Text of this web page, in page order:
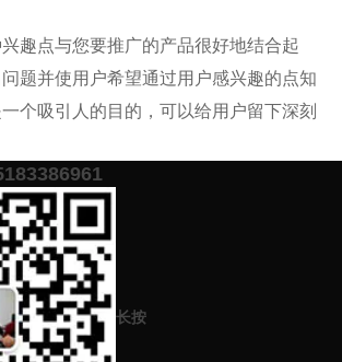
趣点与您要推广的产品很好地结合起
题并使用户希望通过用户感兴趣的点知
个吸引人的目的，可以给用户留下深刻
写软文或者需要高质量的软文代写服
业文案一对一服务，不满意不收费。
加微信号：scyxch
案！
长按